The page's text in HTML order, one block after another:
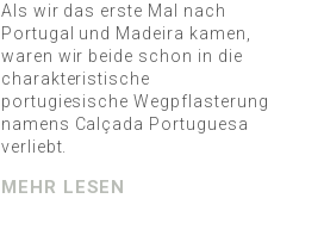
Als wir das erste Mal nach
Portugal und Madeira kamen,
waren wir beide schon in die
charakteristische
portugiesische Wegpflasterung
namens Calçada Portuguesa
verliebt.
MEHR LESEN